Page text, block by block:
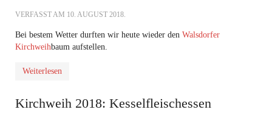
VERFASST AM 10. AUGUST 2018.
Bei bestem Wetter durften wir heute wieder den Walsdorfer
Kirchweihbaum aufstellen.
Weiterlesen
Kirchweih 2018: Kesselfleischessen